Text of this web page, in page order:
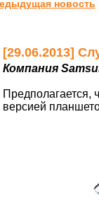
новость
[29.06.2013]
Компания
Предполагается,
версией